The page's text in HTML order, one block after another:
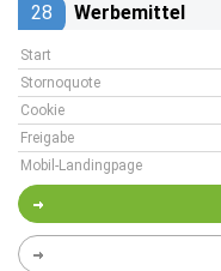
28 Werbemittel
Start
Stornoquote
Cookie
Freigabe
Mobil-Landingpage